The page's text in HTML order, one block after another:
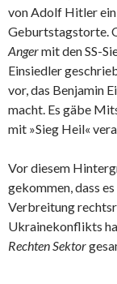
von Adolf Hitler
Geburtstagstorte.
Angermit den SS-
Einsiedler
vor, das Benjamin
macht. Es gäbe
mit »Sieg Heil«
Vor diesem
gekommen, dass
Verbreitung
Ukrainekonflikts
Rechten Sektor